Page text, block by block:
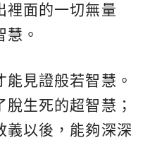
裡面的一切無量
。
見證般若智慧。
生死的超智慧；
義以後，能夠深深